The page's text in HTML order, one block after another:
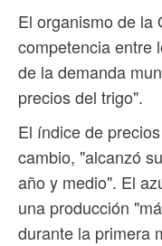
El organismo de la
competencia entre
de la demanda
precios del trigo".
El índice de
cambio, "alcanzó
año y medio". El
una producción
durante la primera